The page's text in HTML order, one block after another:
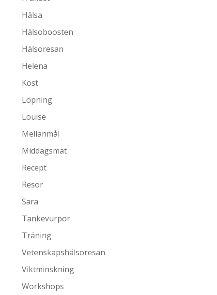
Hälsa
Hälsoboosten
Hälsoresan
Helena
Kost
Löpning
Louise
Mellanmål
Middagsmat
Recept
Resor
Sara
Tankevurpor
Träning
Vetenskapshälsoresan
Viktminskning
Workshops